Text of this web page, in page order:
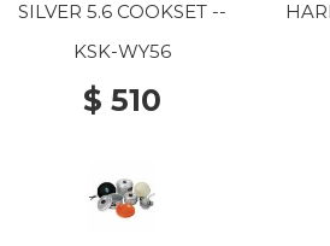
SILVER 5.6 COOKSET --
KSK-WY56
$ 510